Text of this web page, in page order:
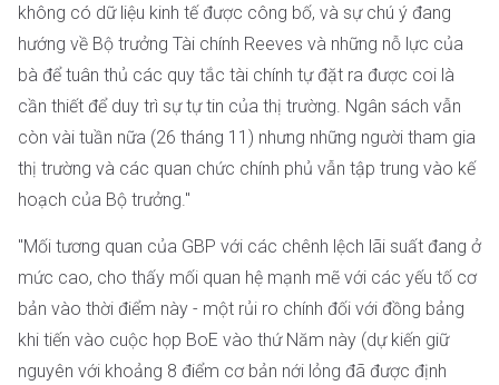
không có dữ liệu kinh tế được công bố, và sự chú ý đang
hướng về Bộ trưởng Tài chính Reeves và những nỗ lực của
bà để tuân thủ các quy tắc tài chính tự đặt ra được coi là
cần thiết để duy trì sự tự tin của thị trường. Ngân sách vẫn
còn vài tuần nữa (26 tháng 11) nhưng những người tham gia
thị trường và các quan chức chính phủ vẫn tập trung vào kế
hoạch của Bộ trưởng."
"Mối tương quan của GBP với các chênh lệch lãi suất đang ở
mức cao, cho thấy mối quan hệ mạnh mẽ với các yếu tố cơ
bản vào thời điểm này - một rủi ro chính đối với đồng bảng
khi tiến vào cuộc họp BoE vào thứ Năm này (dự kiến giữ
nguyên với khoảng 8 điểm cơ bản nới lỏng đã được định